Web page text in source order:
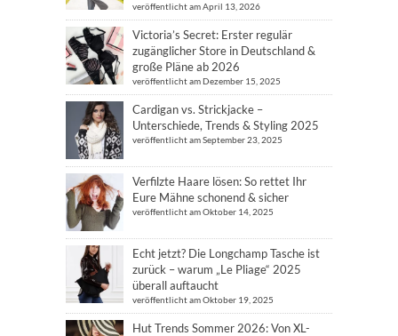
veröffentlicht am April 13, 2026
Victoria’s Secret: Erster regulär
zugänglicher Store in Deutschland &
große Pläne ab 2026
veröffentlicht am Dezember 15, 2025
Cardigan vs. Strickjacke –
Unterschiede, Trends & Styling 2025
veröffentlicht am September 23, 2025
Verfilzte Haare lösen: So rettet Ihr
Eure Mähne schonend & sicher
veröffentlicht am Oktober 14, 2025
Echt jetzt? Die Longchamp Tasche ist
zurück – warum „Le Pliage“ 2025
überall auftaucht
veröffentlicht am Oktober 19, 2025
Hut Trends Sommer 2026: Von XL-